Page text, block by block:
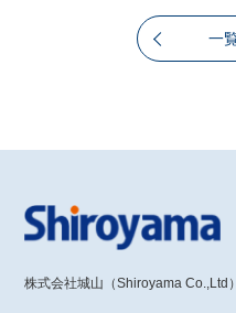
一
株式会社城山（Shiroyama Co.,Ltd）